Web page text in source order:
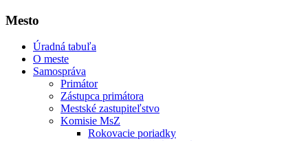
Mesto
Úradná tabuľa
O meste
Samospráva
Primátor
Zástupca primátora
Mestské zastupiteľstvo
Komisie MsZ
Rokovacie poriadky